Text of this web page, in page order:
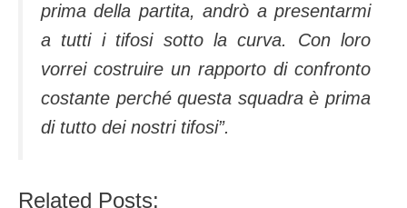
prima della partita, andrò a presentarmi
a tutti i tifosi sotto la curva. Con loro
vorrei costruire un rapporto di confronto
costante perché questa squadra è prima
di tutto dei nostri tifosi”.
Related Posts: